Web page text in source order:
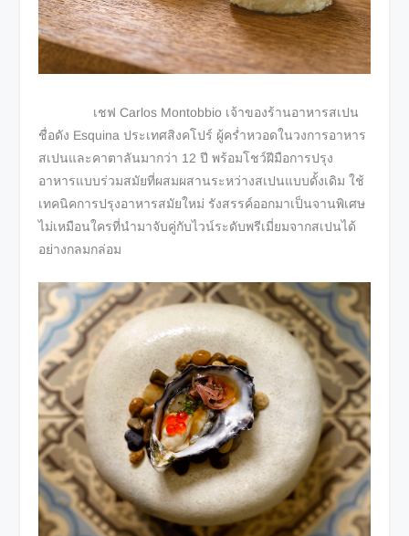
เชฟ Carlos Montobbio เจ้าของร้านอาหารสเปน
ชื่อดัง Esquina ประเทศสิงคโปร์ ผู้คร่ำหวอดในวงการอาหาร
สเปนและคาตาลันมากว่า 12 ปี พร้อมโชว์ฝีมือการปรุง
อาหารแบบร่วมสมัยที่ผสมผสานระหว่างสเปนแบบดั้งเดิม ใช้
เทคนิคการปรุงอาหารสมัยใหม่ รังสรรค์ออกมาเป็นจานพิเศษ
ไม่เหมือนใครที่นำมาจับคู่กับไวน์ระดับพรีเมี่ยมจากสเปนได้
อย่างกลมกล่อม